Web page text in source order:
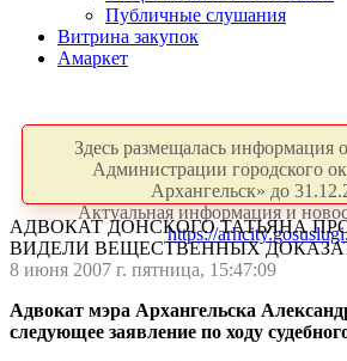
Публичные слушания
Витрина закупок
Амаркет
Здесь размещалась информация
Администрации городского
Архангельск» до
Актуальная информация и
https://
АДВОКАТ ДОНСКОГО ТАТЬЯНА
ВИДЕЛИ ВЕЩЕСТВЕННЫХ
8 июня 2007 г. пятница, 15:47:09
Адвокат мэра Архангельска
следующее заявление по ходу